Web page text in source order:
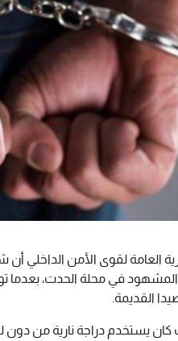
العامة لقوى الأمن الداخلي
2001) بالجرم المشهود في محلة الحدت،
القديمة.
يستخدم دراجة نارية من